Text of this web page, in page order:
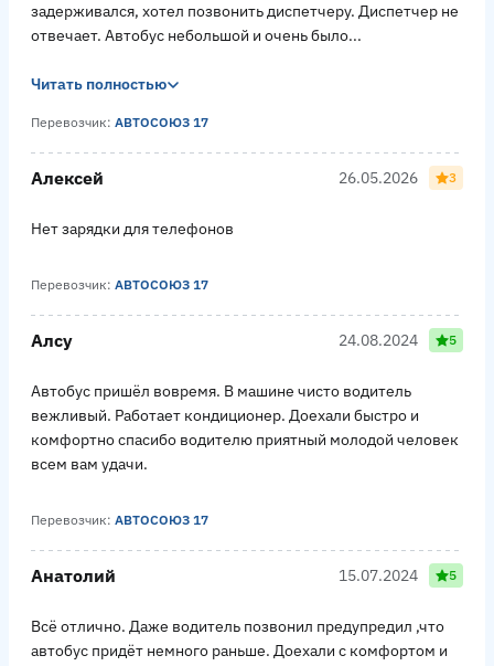
задерживался, хотел позвонить диспетчеру. Диспетчер не
отвечает. Автобус небольшой и очень было...
Читать полностью
Перевозчик: АВТОСОЮЗ 17
Алексей 26.05.2026 3
Нет зарядки для телефонов
Перевозчик: АВТОСОЮЗ 17
Алсу 24.08.2024 5
Автобус пришёл вовремя. В машине чисто водитель
вежливый. Работает кондиционер. Доехали быстро и
комфортно спасибо водителю приятный молодой человек
всем вам удачи.
Перевозчик: АВТОСОЮЗ 17
Анатолий 15.07.2024 5
Всё отлично. Даже водитель позвонил предупредил ,что
автобус придёт немного раньше. Доехали с комфортом и